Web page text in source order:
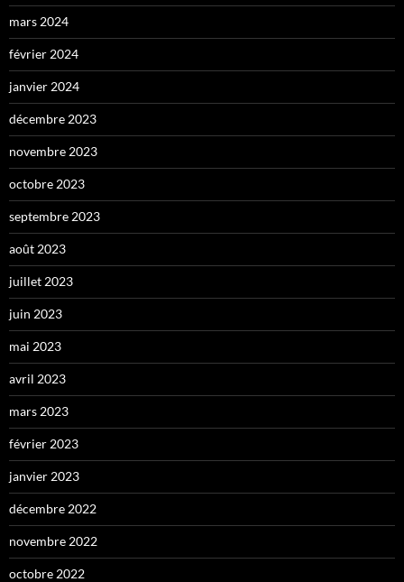
mars 2024
février 2024
janvier 2024
décembre 2023
novembre 2023
octobre 2023
septembre 2023
août 2023
juillet 2023
juin 2023
mai 2023
avril 2023
mars 2023
février 2023
janvier 2023
décembre 2022
novembre 2022
octobre 2022